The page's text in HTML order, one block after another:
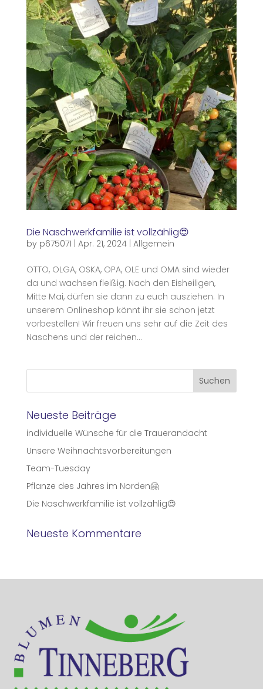
Die Naschwerkfamilie ist vollzählig😍
by p675071 | Apr. 21, 2024| Allgemein
OTTO, OLGA, OSKA, OPA, OLE und OMA sind wieder
da und wachsen fleißig. Nach den Eisheiligen,
Mitte Mai, dürfen sie dann zu euch ausziehen. In
unserem Onlineshop könnt ihr sie schon jetzt
vorbestellen! Wir freuen uns sehr auf die Zeit des
Naschens und der reichen...
Neueste Beiträge
individuelle Wünsche für die Trauerandacht
Unsere Weihnachtsvorbereitungen
Team-Tuesday
Pflanze des Jahres im Norden🤗
Die Naschwerkfamilie ist vollzählig😍
Neueste Kommentare